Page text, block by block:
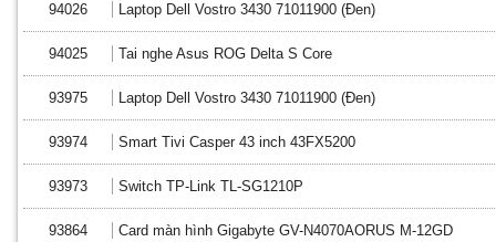
94026 Laptop Dell Vostro 3430 71011900 (Đen)
94025 Tai nghe Asus ROG Delta S Core
93975 Laptop Dell Vostro 3430 71011900 (Đen)
93974 Smart Tivi Casper 43 inch 43FX5200
93973 Switch TP-Link TL-SG1210P
93864 Card màn hình Gigabyte GV-N4070AORUS M-12GD